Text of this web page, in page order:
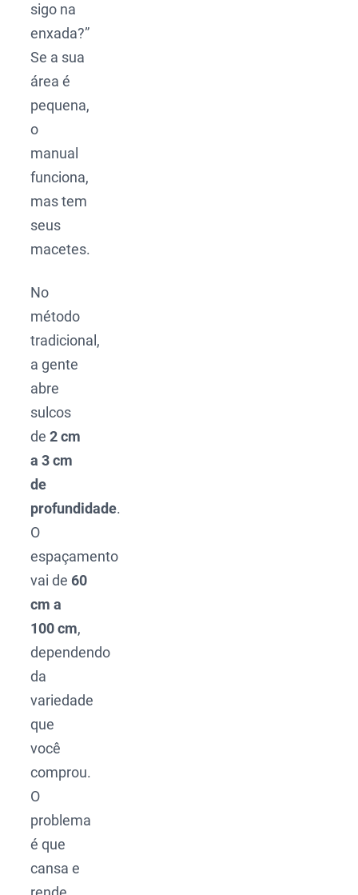
sigo na
enxada?”
Se a sua
área é
pequena,
o
manual
funciona,
mas tem
seus
macetes.
No
método
tradicional,
a gente
abre
sulcos
de2 cm
a 3 cm
de
profundidade.
O
espaçamento
vai de 60
cm a
100 cm,
dependendo
da
variedade
que
você
comprou.
O
problema
é que
cansa e